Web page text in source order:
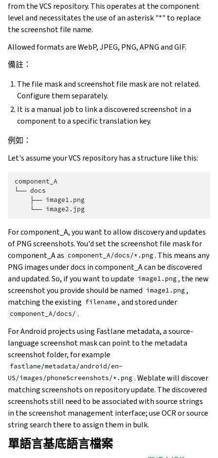
from the VCS repository. This operates at the component
level and necessitates the use of an asterisk "*" to replace
the screenshot file name.
Allowed formats are WebP, JPEG, PNG, APNG and GIF.
備註：
The file mask and screenshot file mask are not related.
Configure them separately.
It is a manual job to link a discovered screenshot in a
component to a specific translation key.
例如：
Let's assume your VCS repository has a structure like this:
component_A
└── docs
    ├── image1.png
For component_A, you want to allow discovery and updates
of PNG screenshots. You'd set the screenshot file mask for
component_A as component_A/docs/*.png . This means any
PNG images under docs in component_A can be discovered
and updated. So, if you want to update image1.png , the new
screenshot you provide should be named image1.png ,
matching the existing filename , and stored under
component_A/docs/ .
For Android projects using Fastlane metadata, a source-
language screenshot mask can point to the metadata
screenshot folder, for example
fastlane/metadata/android/en-
US/images/phoneScreenshots/*.png . Weblate will discover
matching screenshots on repository update. The discovered
screenshots still need to be associated with source strings
in the screenshot management interface; use OCR or source
string search there to assign them in bulk.
單語言基底語言檔案